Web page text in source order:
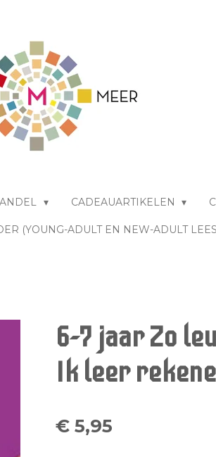
CADEAUARTIKELEN
(YOUNG-ADULT EN NEW-ADULT
6-7 jaar Zo
Ik leer
€ 5,95